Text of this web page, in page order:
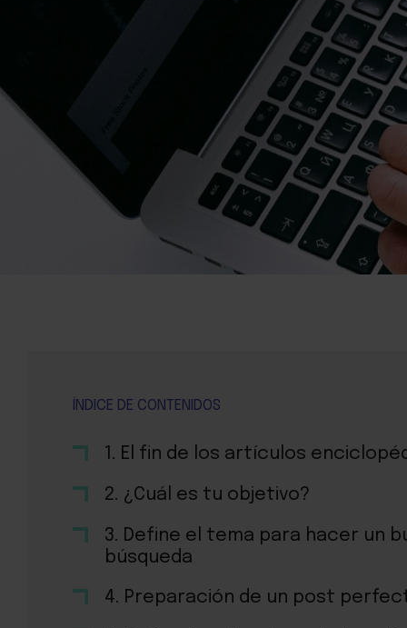
ÍNDICE DE CONTENIDOS
1. El fin de los artículos
2. ¿Cuál es tu objetivo?
3. Define el tema para hacer un
búsqueda
4. Preparación de un post